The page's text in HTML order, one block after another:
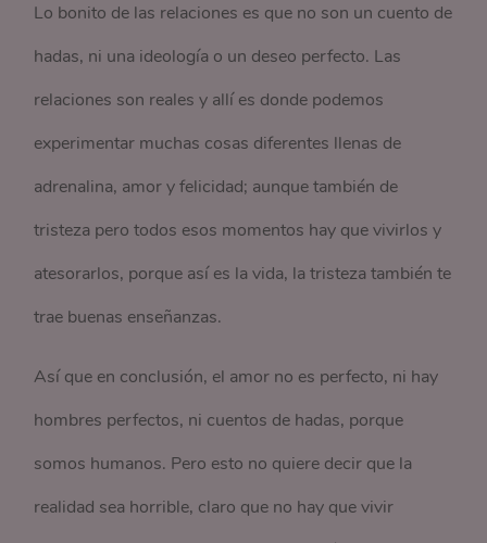
Lo bonito de las relaciones es que no son un cuento de
hadas, ni una ideología o un deseo perfecto. Las
relaciones son reales y allí es donde podemos
experimentar muchas cosas diferentes llenas de
adrenalina, amor y felicidad; aunque también de
tristeza pero todos esos momentos hay que vivirlos y
atesorarlos, porque así es la vida, la tristeza también te
trae buenas enseñanzas.
Así que en conclusión, el amor no es perfecto, ni hay
hombres perfectos, ni cuentos de hadas, porque
somos humanos. Pero esto no quiere decir que la
realidad sea horrible, claro que no hay que vivir